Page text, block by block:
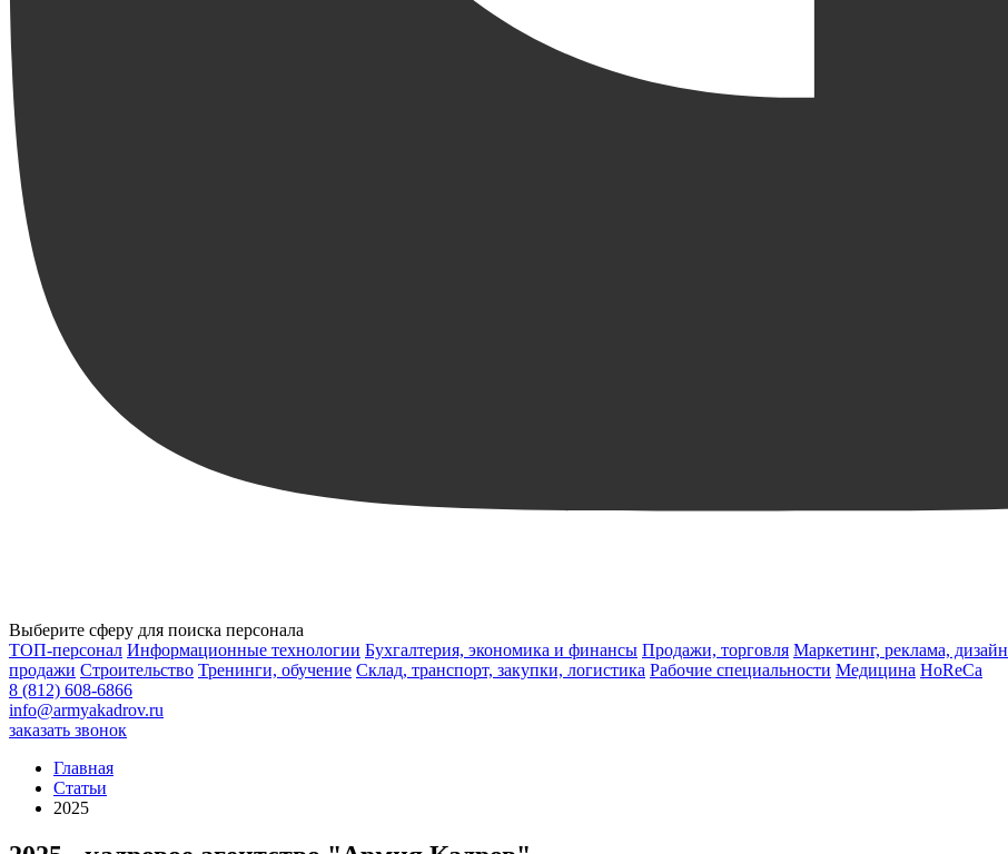
Выберите сферу для поиска персонала
ТОП-персонал Информационные технологии Бухгалтерия, экономика и финансы Продажи, торговля Маркетинг, реклама, дизайн
продажи Строительство Тренинги, обучение Склад, транспорт, закупки, логистика Рабочие специальности Медицина HoReCa
8 (812) 608-6866
info@armyakadrov.ru
заказать звонок
Главная
Статьи
2025